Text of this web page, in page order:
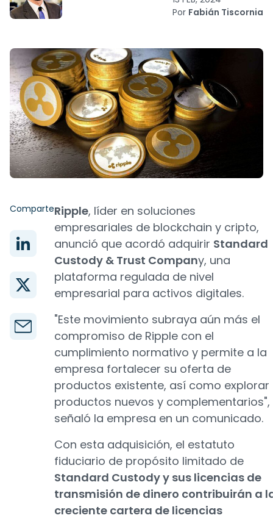
Por Fabián Tiscornia
ComparteRipple, líder en soluciones
empresariales de blockchain y cripto,
anunció que acordó adquirir Standard
Custody & Trust Company, una
plataforma regulada de nivel
empresarial para activos digitales.
"Este movimiento subraya aún más el
compromiso de Ripple con el
cumplimiento normativo y permite a la
empresa fortalecer su oferta de
productos existente, así como explorar
productos nuevos y complementarios",
señaló la empresa en un comunicado.
Con esta adquisición, el estatuto
fiduciario de propósito limitado de
Standard Custody y sus licencias de
transmisión de dinero contribuirán a
creciente cartera de licencias